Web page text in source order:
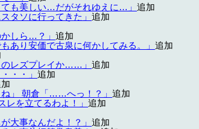
も美しい…だがそれゆえに…」 追加
タソに行ってきた」 追加
しら…？」 追加
あり安価で古泉に何かしてみる。」 追加
レズプレイか……」 追加
・・」 追加
」 朝倉「……へっ！？」 追加
レを立てるわよ！」 追加
大事なんだよ！？」 追加